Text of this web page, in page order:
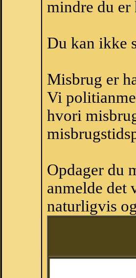
mindre du er
Du kan ikke
Misbrug er
Vi
hvori
Opdager du
anmelde det
naturligvis